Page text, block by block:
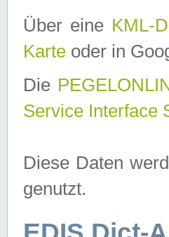
Über eine KML-
Karte oder in
Die
Service Interface
Diese Daten
genutzt.